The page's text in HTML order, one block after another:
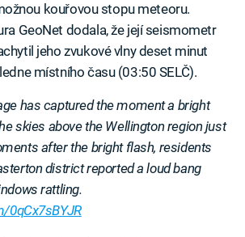
kouřovou stopu meteoru.
GeoNet dodala, že její seismometr
jeho zvukové vlny deset minut
místního času (03:50 SELČ).
has captured the moment a bright
skies above the Wellington region just
after the bright flash, residents
district reported a loud bang
rattling.
0qCx7sBYJR